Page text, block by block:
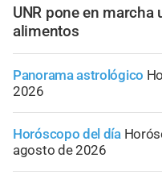
UNR pone en
alimentos
Panorama astrológico
2026
Horóscopo del día
agosto de 2026